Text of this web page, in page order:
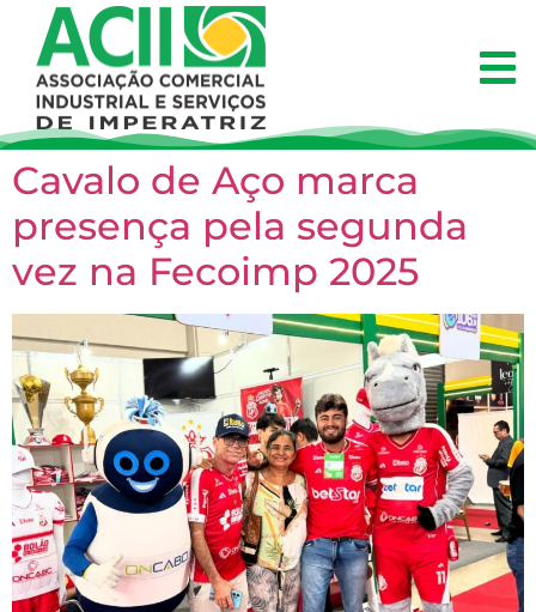
Cavalo de Aço marca
presença pela segunda
vez na Fecoimp 2025